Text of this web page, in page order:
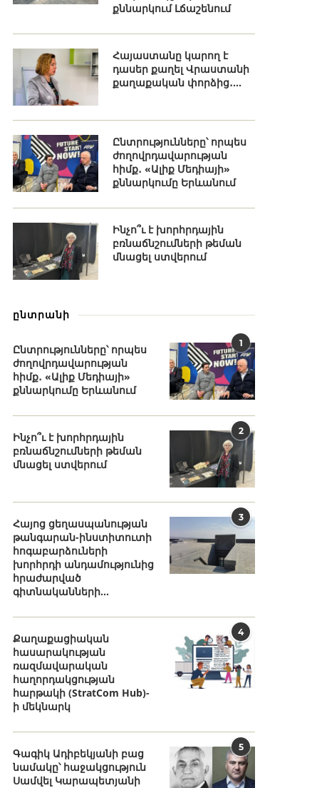
քննարկում Լճաշենում
Հայաստանը կարող է
դասեր քաղել Վրաստանի
քաղաքական փորձից․...
Ընտրությունները՝ որպես
ժողովրդավարության
հիմք․ «Ալիք Մեդիայի»
քննարկումը Երևանում
Ինչո՞ւ է խորհրդային
բռնաճնշումների թեման
մնացել ստվերում
ընտրանի
1
Ընտրությունները՝ որպես
ժողովրդավարության
հիմք․ «Ալիք Մեդիայի»
քննարկումը Երևանում
2
Ինչո՞ւ է խորհրդային
բռնաճնշումների թեման
մնացել ստվերում
3
Հայոց ցեղասպանության
թանգարան-ինստիտուտի
հոգաբարձուների
խորհրդի անդամությունից
հրաժարված
գիտնականների...
4
Քաղաքացիական
հասարակության
ռազմավարական
հաղորդակցության
հարթակի (StratCom Hub)-
ի մեկնարկ
5
Գագիկ Ադիբեկյանի բաց
նամակը՝ հաջակցություն
Սամվել Կարապետյանի